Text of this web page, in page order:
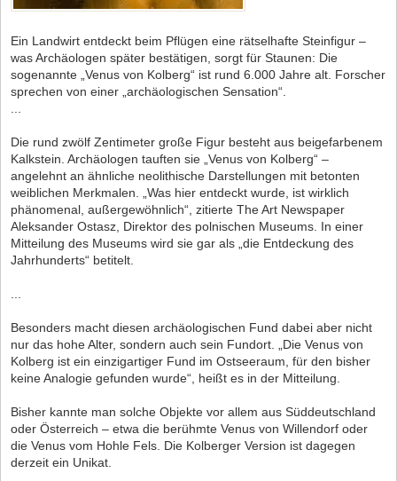
Ein Landwirt entdeckt beim Pflügen eine rätselhafte Steinfigur –
was Archäologen später bestätigen, sorgt für Staunen: Die
sogenannte „Venus von Kolberg“ ist rund 6.000 Jahre alt. Forscher
sprechen von einer „archäologischen Sensation“.
Die rund zwölf Zentimeter große Figur besteht aus beigefarbenem
Kalkstein. Archäologen tauften sie „Venus von Kolberg“ –
angelehnt an ähnliche neolithische Darstellungen mit betonten
weiblichen Merkmalen. „Was hier entdeckt wurde, ist wirklich
phänomenal, außergewöhnlich“, zitierte The Art Newspaper
Aleksander Ostasz, Direktor des polnischen Museums. In einer
Mitteilung des Museums wird sie gar als „die Entdeckung des
Jahrhunderts“ betitelt.
Besonders macht diesen archäologischen Fund dabei aber nicht
nur das hohe Alter, sondern auch sein Fundort. „Die Venus von
Kolberg ist ein einzigartiger Fund im Ostseeraum, für den bisher
keine Analogie gefunden wurde“, heißt es in der Mitteilung.
Bisher kannte man solche Objekte vor allem aus Süddeutschland
oder Österreich – etwa die berühmte Venus von Willendorf oder
die Venus vom Hohle Fels. Die Kolberger Version ist dagegen
derzeit ein Unikat.